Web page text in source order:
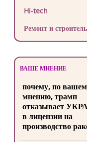
Hi-tech
Ремонт и
ВАШЕ МНЕНИЕ
почему, по
мнению, трамп
отказывает
в лицензии на
производство